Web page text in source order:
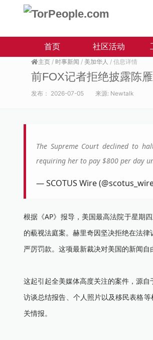
首页 社区活动
主页 / 时事新闻 / 美加华人 / 信息详情
前FOX记者拒绝披露陈
发布： 2026-07-05 来源: Newtalk
The Supreme Court declined to
requiring her to pay $800 per day
— SCOTUS Wire
根据《AP》报导，美国最高法院于星期
的藐视法庭案。赫里奇因坚决拒绝在法
严厉罚款。这项最新裁决对美国的新闻
这起引起全美媒体高度关注的案件，源
访谈总结报告、个人照片以及移民表格
关情报。